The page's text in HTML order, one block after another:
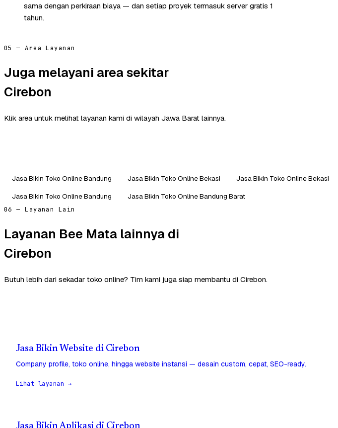
sama dengan perkiraan biaya — dan setiap proyek termasuk server gratis 1
tahun.
05 — Area Layanan
Juga melayani area sekitar
Cirebon
Klik area untuk melihat layanan kami di wilayah Jawa Barat lainnya.
Jasa Bikin Toko Online Bandung Jasa Bikin Toko Online Bekasi Jasa Bikin Toko Online Bekasi
Jasa Bikin Toko Online Bandung
Jasa Bikin Toko Online Bandung Barat
06 — Layanan Lain
Layanan Bee Mata lainnya di
Cirebon
Butuh lebih dari sekadar toko online? Tim kami juga siap membantu di Cirebon.
Jasa Bikin Website di Cirebon
Company profile, toko online, hingga website instansi — desain custom, cepat, SEO-ready.
Lihat layanan →